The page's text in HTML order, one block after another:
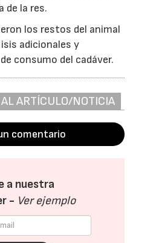
de la res.
los restos del animal
adicionales y
consumo del cadáver.
ARTÍCULO/NOTICIA
comentario
a nuestra
- Ver ejemplo